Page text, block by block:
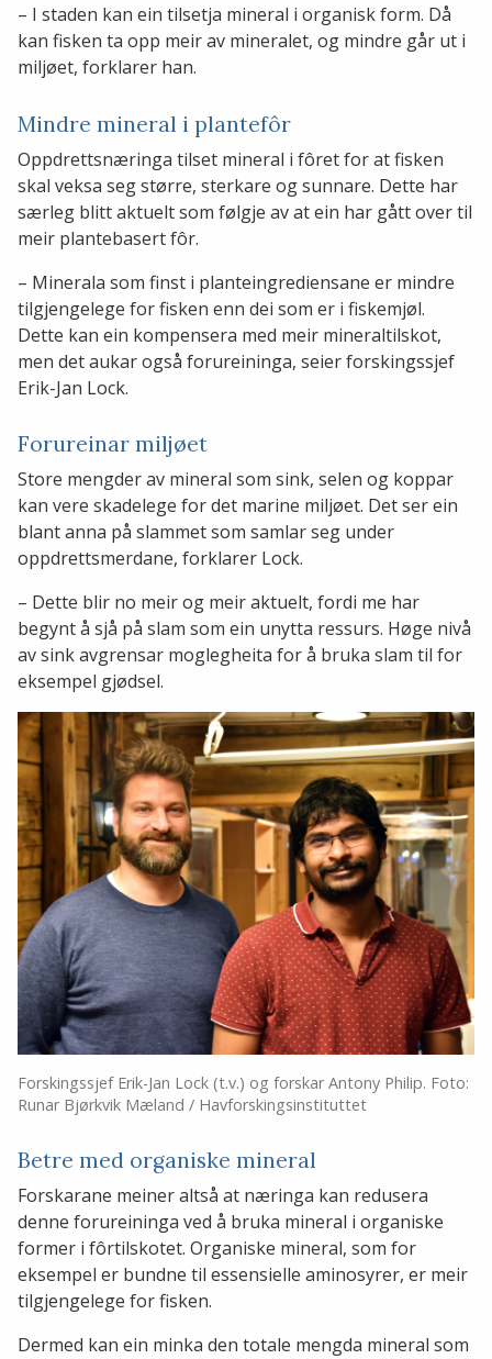
– I staden kan ein tilsetja mineral i organisk form. Då
kan fisken ta opp meir av mineralet, og mindre går ut i
miljøet, forklarer han.
Mindre mineral i plantefôr
Oppdrettsnæringa tilset mineral i fôret for at fisken
skal veksa seg større, sterkare og sunnare. Dette har
særleg blitt aktuelt som følgje av at ein har gått over til
meir plantebasert fôr.
– Minerala som finst i planteingrediensane er mindre
tilgjengelege for fisken enn dei som er i fiskemjøl.
Dette kan ein kompensera med meir mineraltilskot,
men det aukar også forureininga, seier forskingssjef
Erik-Jan Lock.
Forureinar miljøet
Store mengder av mineral som sink, selen og koppar
kan vere skadelege for det marine miljøet. Det ser ein
blant anna på slammet som samlar seg under
oppdrettsmerdane, forklarer Lock.
– Dette blir no meir og meir aktuelt, fordi me har
begynt å sjå på slam som ein unytta ressurs. Høge nivå
av sink avgrensar moglegheita for å bruka slam til for
eksempel gjødsel.
Forskingssjef Erik-Jan Lock (t.v.) og forskar Antony Philip. Foto:
Runar Bjørkvik Mæland / Havforskingsinstituttet
Betre med organiske mineral
Forskarane meiner altså at næringa kan redusera
denne forureininga ved å bruka mineral i organiske
former i fôrtilskotet. Organiske mineral, som for
eksempel er bundne til essensielle aminosyrer, er meir
tilgjengelege for fisken.
Dermed kan ein minka den totale mengda mineral som